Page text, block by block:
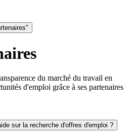
du marché du travail en
d'emploi grâce à ses partenaires
sur la recherche d'offres d'emploi ?